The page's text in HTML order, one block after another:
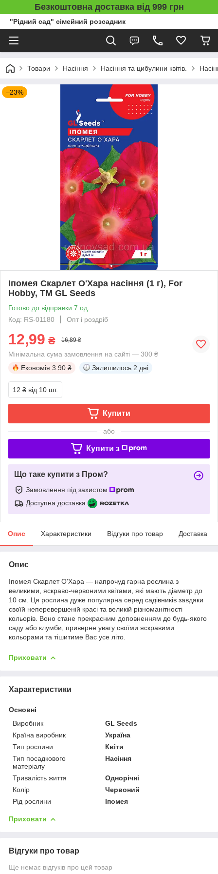
Безкоштовна доставка від 999 грн
"Рідний сад" сімейний розсадник
Товари Насіння Насіння та цибулини квітів.
–23%
Іпомея Скарлет О'Хара насіння (1 г), For
Hobby, TM GL Seeds
Готово до відправки 7 од.
Код: RS-01180
Опт і роздріб
12,99 ₴ 16,89 ₴
Мінімальна сума замовлення на сайті — 300 ₴
Економія 3.90 ₴ Залишилось 2 дні
12 ₴ від 10 шт.
Купити
або
Купити з
Що таке купити з Пром?
Замовлення під захистом
Доступна доставка
Опис Характеристики Відгуки про товар Доставка
Опис
Іпомея Скарлет О'Хара — напрочуд гарна рослина з
великими, яскраво-червоними квітами, які мають діаметр до
10 см. Ця рослина дуже популярна серед садівників завдяки
своїй неперевершеній красі та великій різноманітності
кольорів. Воно стане прекрасним доповненням до будь-якого
саду або клумби, приверне увагу своїми яскравими
кольорами та тішитиме Вас усе літо.
Приховати
Характеристики
Основні
Виробник
GL Seeds
Країна виробник
Україна
Тип рослини
Квіти
Тип посадкового
матеріалу
Насіння
Тривалість життя
Однорічні
Колір
Червоний
Рід рослини
Іпомея
Приховати
Відгуки про товар
Ще немає відгуків про цей товар